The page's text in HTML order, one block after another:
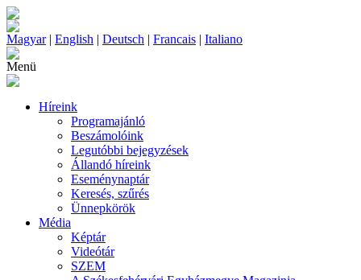
Magyar| English | Deutsch | Francais | Italiano
Menü
Híreink
Programajánló
Beszámolóink
Legutóbbi bejegyzések
Állandó híreink
Eseménynaptár
Keresés, szűrés
Ünnepkörök
Média
Képtár
Videótár
SZEM